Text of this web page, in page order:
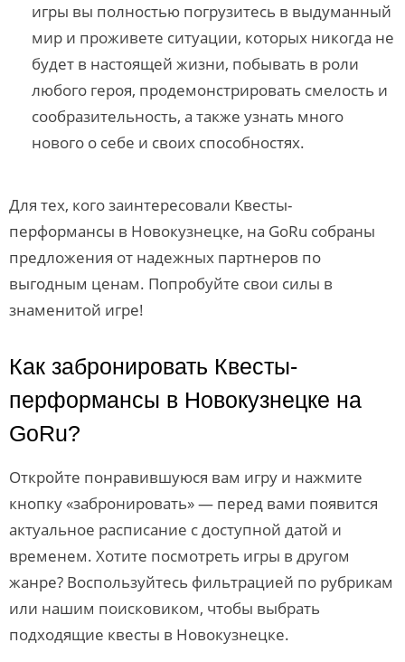
игры вы полностью погрузитесь в выдуманный
мир и проживете ситуации, которых никогда не
будет в настоящей жизни, побывать в роли
любого героя, продемонстрировать смелость и
сообразительность, а также узнать много
нового о себе и своих способностях.
Для тех, кого заинтересовали Квесты-
перформансы в Новокузнецке, на GoRu собраны
предложения от надежных партнеров по
выгодным ценам. Попробуйте свои силы в
знаменитой игре!
Как забронировать Квесты-
перформансы в Новокузнецке на
GoRu?
Откройте понравившуюся вам игру и нажмите
кнопку «забронировать» — перед вами появится
актуальное расписание с доступной датой и
временем. Хотите посмотреть игры в другом
жанре? Воспользуйтесь фильтрацией по рубрикам
или нашим поисковиком, чтобы выбрать
подходящие квесты в Новокузнецке.